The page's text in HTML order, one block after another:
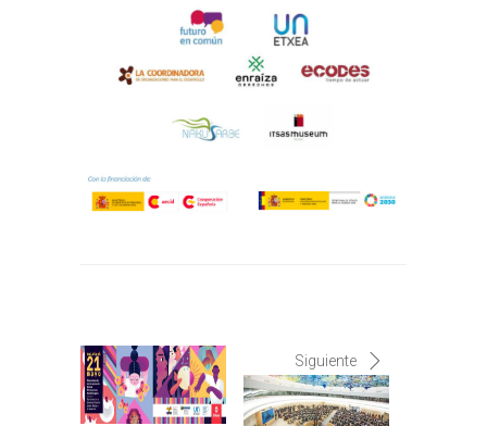
Siguiente